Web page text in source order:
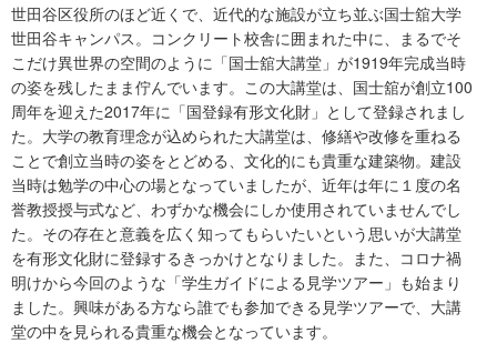
世田谷区役所のほど近くで、近代的な施設が立ち並ぶ国士舘大学
世田谷キャンパス。コンクリート校舎に囲まれた中に、まるでそ
こだけ異世界の空間のように「国士舘大講堂」が1919年完成当時
の姿を残したまま佇んでいます。この大講堂は、国士舘が創立100
周年を迎えた2017年に「国登録有形文化財」として登録されまし
た。大学の教育理念が込められた大講堂は、修繕や改修を重ねる
ことで創立当時の姿をとどめる、文化的にも貴重な建築物。建設
当時は勉学の中心の場となっていましたが、近年は年に１度の名
誉教授授与式など、わずかな機会にしか使用されていませんでし
た。その存在と意義を広く知ってもらいたいという思いが大講堂
を有形文化財に登録するきっかけとなりました。また、コロナ禍
明けから今回のような「学生ガイドによる見学ツアー」も始まり
ました。興味がある方なら誰でも参加できる見学ツアーで、大講
堂の中を見られる貴重な機会となっています。